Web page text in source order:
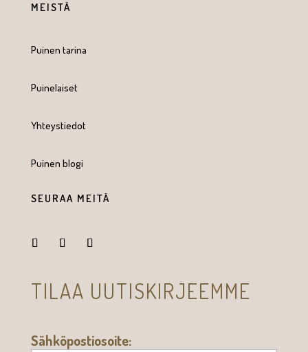
MEISTÄ
Puinen tarina
Puinelaiset
Yhteystiedot
Puinen blogi
SEURAA MEITÄ
TILAA UUTISKIRJEEMME
Sähköpostiosoite: